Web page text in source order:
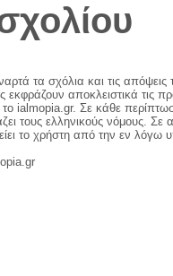
τα σχόλια και τις απόψεις
εκφράζουν αποκλειστικά τις
το ialmopia.gr. Σε κάθε
τους ελληνικούς νόμους. Σε
το χρήστη από την εν λόγω